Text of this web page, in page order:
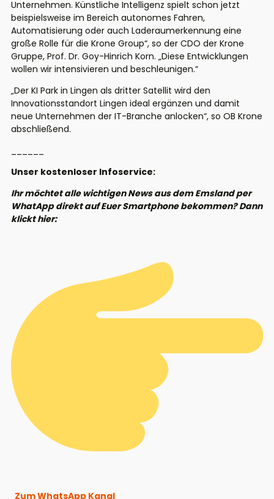
Unternehmen. Künstliche Intelligenz spielt schon jetzt
beispielsweise im Bereich autonomes Fahren,
Automatisierung oder auch Laderaumerkennung eine
große Rolle für die Krone Group“, so der CDO der Krone
Gruppe, Prof. Dr. Goy-Hinrich Korn. „Diese Entwicklungen
wollen wir intensivieren und beschleunigen.“
„Der KI Park in Lingen als dritter Satellit wird den
Innovationsstandort Lingen ideal ergänzen und damit
neue Unternehmen der IT-Branche anlocken“, so OB Krone
abschließend.
Unser kostenloser Infoservice:
Ihr möchtet alle wichtigen News aus dem Emsland per
WhatApp direkt auf Euer Smartphone bekommen? Dann
klickt hier:
Zum WhatsApp Kanal